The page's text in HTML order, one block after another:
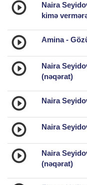
Naira
kimə
Amina -
Naira
(nəqərat)
Naira
Naira
Naira
(nəqərat)